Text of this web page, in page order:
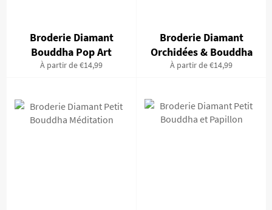
Broderie Diamant
Bouddha Pop Art
À partir de €14,99
Broderie Diamant
Orchidées & Bouddha
À partir de €14,99